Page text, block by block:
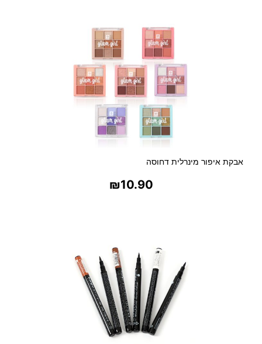
אבקת איפור מינרלית דחוסה
₪10.90